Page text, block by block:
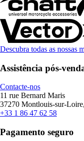
Descubra todas as nossas
Assistência pós-
Contacte-nos
11 rue Bernard Maris
37270 Montlouis-sur-
+33 1 86 47 62 58
Pagamento seguro